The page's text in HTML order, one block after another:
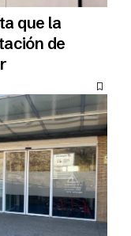
que la
de